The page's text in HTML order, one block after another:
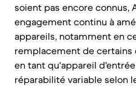
soient pas encore connus,
engagement continu à
appareils, notamment en
remplacement de certains
en tant qu'appareil
réparabilité variable selon